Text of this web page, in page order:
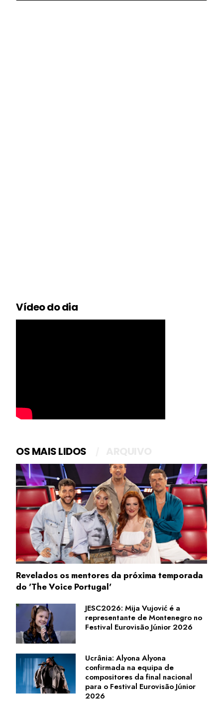
Vídeo do dia
OS MAIS LIDOS
Revelados os mentores da próxima temporada
do 'The Voice Portugal'
JESC2026: Mija Vujović é a
representante de Montenegro no
Festival Eurovisão Júnior 2026
Ucrânia: Alyona Alyona
confirmada na equipa de
compositores da final nacional
para o Festival Eurovisão Júnior
2026